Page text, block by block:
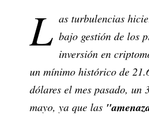
L as turbulencias
bajo gestión de los
inversión en
un mínimo histórico de
dólares el mes pasado, un
mayo, ya que las